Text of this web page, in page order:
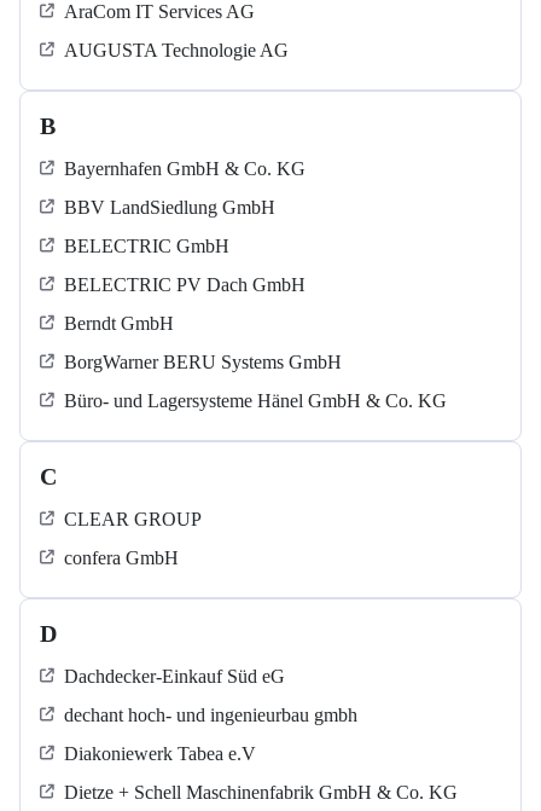
AraCom IT Services AG
AUGUSTA Technologie AG
B
Bayernhafen GmbH & Co. KG
BBV LandSiedlung GmbH
BELECTRIC GmbH
BELECTRIC PV Dach GmbH
Berndt GmbH
BorgWarner BERU Systems GmbH
Büro- und Lagersysteme Hänel GmbH & Co. KG
C
CLEAR GROUP
confera GmbH
D
Dachdecker-Einkauf Süd eG
dechant hoch- und ingenieurbau gmbh
Diakoniewerk Tabea e.V
Dietze + Schell Maschinenfabrik GmbH & Co. KG